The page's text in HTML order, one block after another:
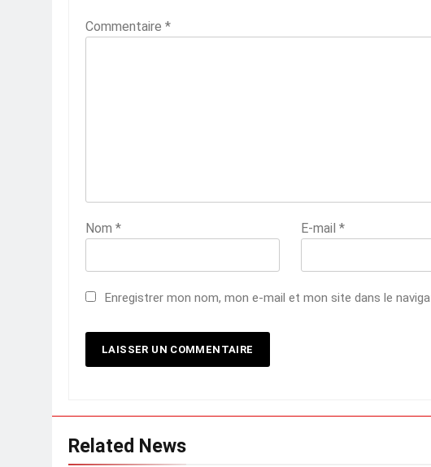
Commentaire *
Nom * E-mail*
Enregistrer mon nom, mon e-mail et mon site dans le
Related News